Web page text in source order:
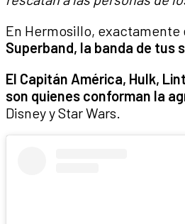
En Hermosillo, exactamente
Superband, la banda de tus
El Capitán América, Hulk,
son quienes conforman la
Disney y Star Wars.